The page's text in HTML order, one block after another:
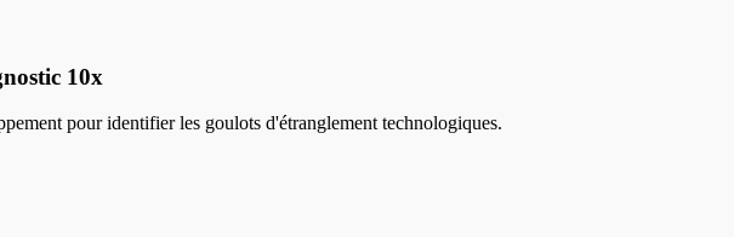
10x
pour identifier les goulots d'étranglement technologiques.